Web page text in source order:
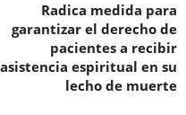
Radica medida para
garantizar el derecho de
pacientes a recibir
asistencia espiritual en su
lecho de muerte